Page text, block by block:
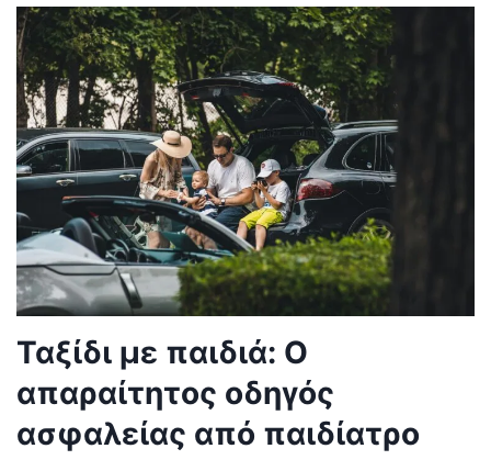
Ταξίδι με παιδιά: Ο
απαραίτητος οδηγός
ασφαλείας από παιδίατρο